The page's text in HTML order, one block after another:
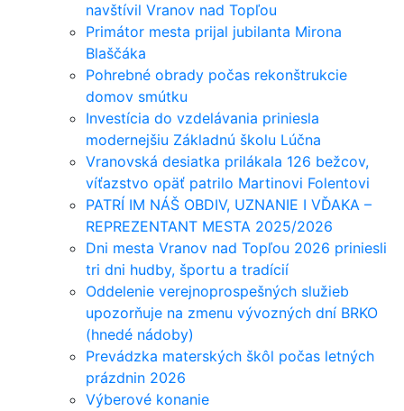
navštívil Vranov nad Topľou
Primátor mesta prijal jubilanta Mirona
Blaščáka
Pohrebné obrady počas rekonštrukcie
domov smútku
Investícia do vzdelávania priniesla
modernejšiu Základnú školu Lúčna
Vranovská desiatka prilákala 126 bežcov,
víťazstvo opäť patrilo Martinovi Folentovi
PATRÍ IM NÁŠ OBDIV, UZNANIE I VĎAKA –
REPREZENTANT MESTA 2025/2026
Dni mesta Vranov nad Topľou 2026 priniesli
tri dni hudby, športu a tradícií
Oddelenie verejnoprospešných služieb
upozorňuje na zmenu vývozných dní BRKO
(hnedé nádoby)
Prevádzka materských škôl počas letných
prázdnin 2026
Výberové konanie